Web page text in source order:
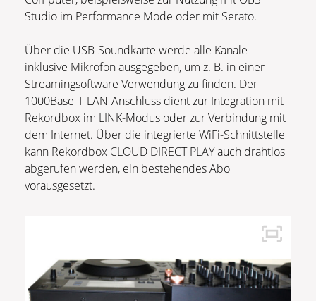
Studio im Performance Mode oder mit Serato.
Über die USB-Soundkarte werde alle Kanäle
inklusive Mikrofon ausgegeben, um z. B. in einer
Streamingsoftware Verwendung zu finden. Der
1000Base-T-LAN-Anschluss dient zur Integration mit
Rekordbox im LINK-Modus oder zur Verbindung mit
dem Internet. Über die integrierte WiFi-Schnittstelle
kann Rekordbox CLOUD DIRECT PLAY auch drahtlos
abgerufen werden, ein bestehendes Abo
vorausgesetzt.